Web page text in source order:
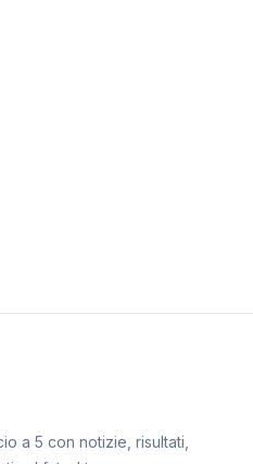
a 5 con notizie, risultati,